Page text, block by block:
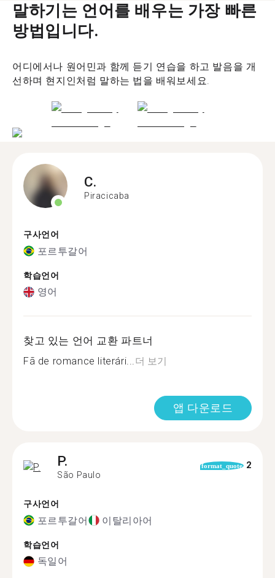
말하기는 언어를 배우는 가장 빠른
방법입니다.
어디에서나 원어민과 함께 듣기 연습을 하고 발음을 개
선하며 현지인처럼 말하는 법을 배워보세요.
C.
Piracicaba
구사언어
포르투갈어
학습언어
영어
찾고 있는 언어 교환 파트너
Fã de romance literári...더 보기
앱 다운로드
P.
São Paulo
format_quote 2
구사언어
포르투갈어 이탈리아어
학습언어
독일어